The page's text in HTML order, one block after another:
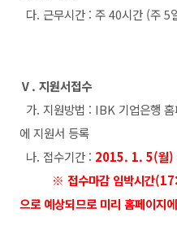
다. 근무시간 : 주 40시간 (주 5
Ⅴ. 지원서접수
가. 지원방법 : IBK 기업은행
에 지원서 등록
나. 접수기간 : 2015. 1. 5(월
※ 접수마감 임박시간
으로 예상되므로 미리 홈페이지